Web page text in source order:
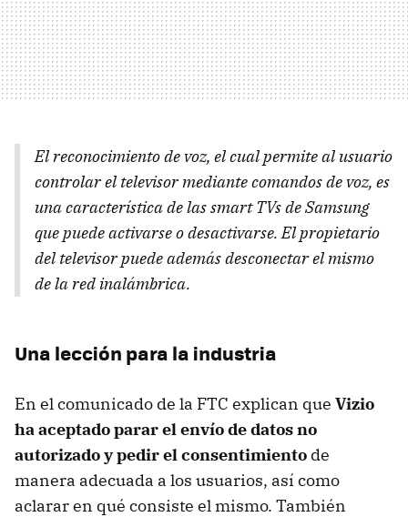
El reconocimiento de voz, el cual permite al usuario
controlar el televisor mediante comandos de voz, es
una característica de las smart TVs de Samsung
que puede activarse o desactivarse. El propietario
del televisor puede además desconectar el mismo
de la red inalámbrica.
Una lección para la industria
En el comunicado de la FTC explican que Vizio
ha aceptado parar el envío de datos no
autorizado y pedir el consentimiento de
manera adecuada a los usuarios, así como
aclarar en qué consiste el mismo. También